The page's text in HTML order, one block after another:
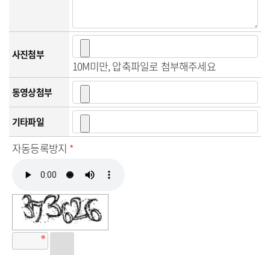
사진첨부
10M미만, 압축파일로 첨부해주세요
동영상첨부
기타파일
자동등록방지 *